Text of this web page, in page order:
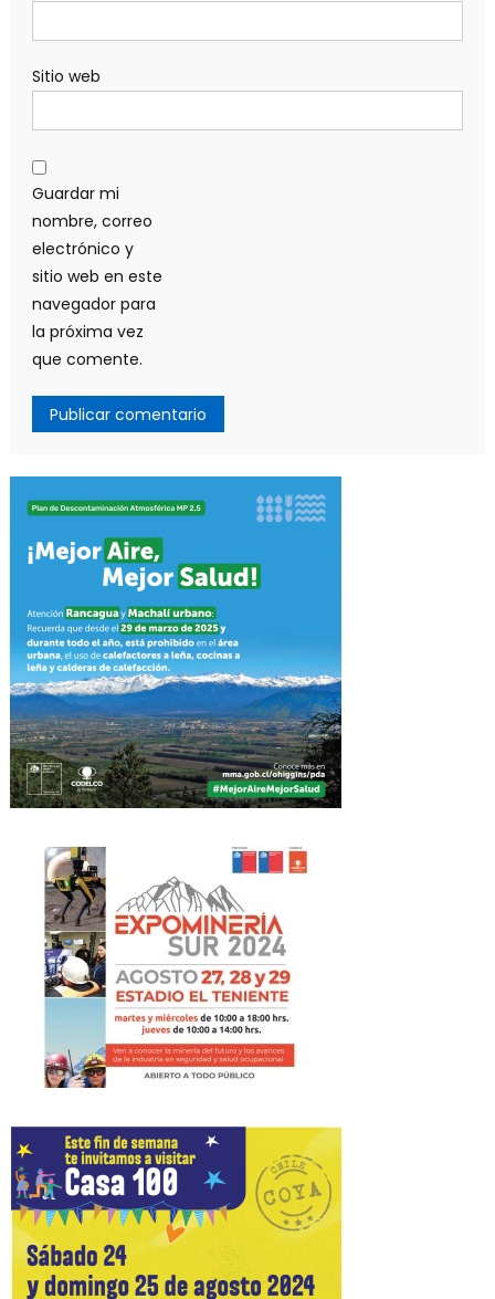
Sitio web
Guardar mi
nombre, correo
electrónico y
sitio web en este
navegador para
la próxima vez
que comente.